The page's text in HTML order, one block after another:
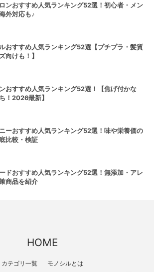
ンおすすめ人気ランキング52選！初心者・メン
外対応も♪
おすすめ人気ランキング52選【プチプラ・髪質
向けも！】
おすすめ人気ランキング52選！【焦げ付かな
！2026最新】
ーおすすめ人気ランキング52選！味や栄養価の
比較・検証
ドおすすめ人気ランキング52選！無添加・アレ
商品を紹介
HOME
カテゴリ一覧 モノシルとは